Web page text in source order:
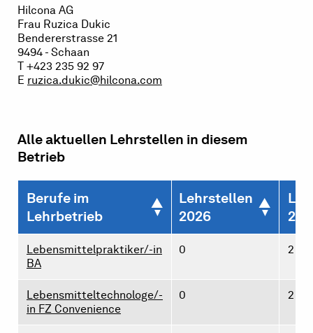
Hilcona AG
Frau Ruzica Dukic
Bendererstrasse 21
9494 - Schaan
T +423 235 92 97
E ruzica.dukic@hilcona.com
Alle aktuellen Lehrstellen in diesem
Betrieb
Berufe im
Lehrbetrieb
Lehrstellen
2026
Lebensmittelpraktiker/-in
BA
0 2
Lebensmitteltechnologe/-
in FZ Convenience
0 2